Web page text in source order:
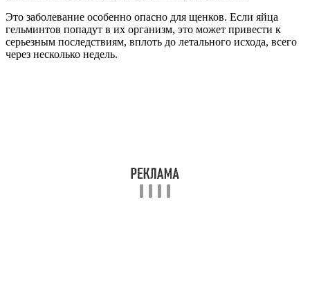
Это заболевание особенно опасно для щенков. Если яйца
гельминтов попадут в их организм, это может привести к
серьезным последствиям, вплоть до летального исхода, всего
через несколько недель.